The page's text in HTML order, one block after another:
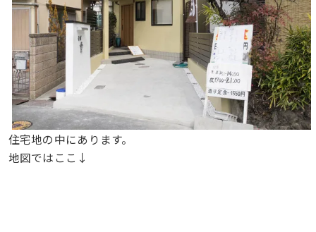
住宅地の中にあります。
地図ではここ↓